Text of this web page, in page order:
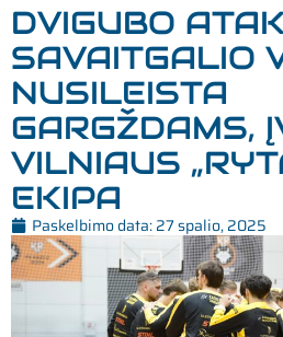
DVIGUBO
SAVAITGALIO
NUSILEISTA
GARGŽDAMS,
VILNIAUS
EKIPA
Paskelbimo data:27 spalio, 2025